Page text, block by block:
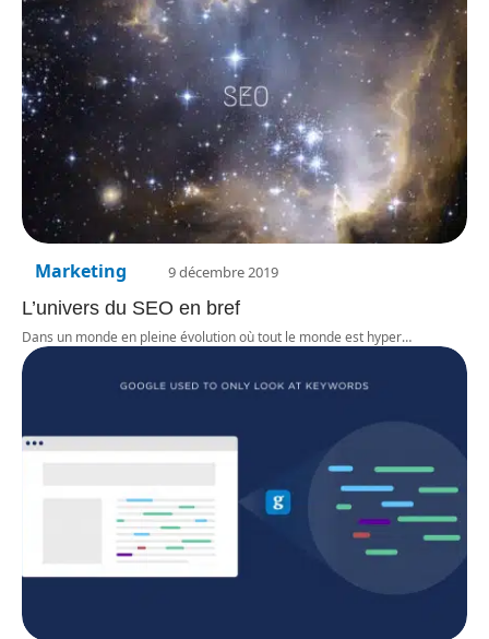
Marketing 9 décembre 2019
L’univers du SEO en bref
Dans un monde en pleine évolution où tout le monde est hyper…